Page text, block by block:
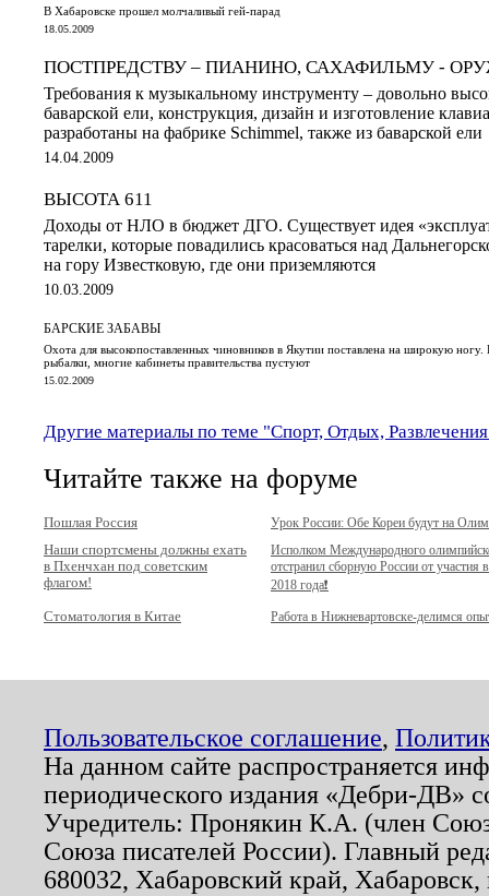
В Хабаровске прошел молчаливый гей-парад
18.05.2009
ПОСТПРЕДСТВУ – ПИАНИНО, САХАФИЛЬМУ -
Требования к музыкальному инструменту – довольно
баварской ели, конструкция, дизайн и изготовление
разработаны на фабрике Schimmel, также из баварской ели
14.04.2009
ВЫСОТА 611
Доходы от НЛО в бюджет ДГО. Существует идея
тарелки, которые повадились красоваться над
на гору Известковую, где они приземляются
10.03.2009
БАРСКИЕ ЗАБАВЫ
Охота для высокопоставленных чиновников в Якутии поставлена на широкую
рыбалки, многие кабинеты правительства пустуют
15.02.2009
Другие материалы по теме "Спорт, Отдых,
Читайте также на форуме
Пошлая Россия
Урок России: Обе Кореи будут на
Наши спортсмены должны ехать
в Пхенчхан под советским
флагом!
Исполком Международного
отстранил сборную России от
2018 года❗️
Стоматология в Китае Работа в Нижневартовске-делимся
Пользовательское соглашение,
На данном сайте распространяется
периодического издания «Дебри-ДВ»
Учредитель: Пронякин К.А. (член
Союза писателей России). Главный
680032, Хабаровский край,